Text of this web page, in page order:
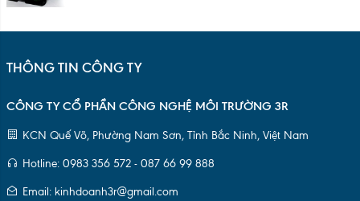
THÔNG TIN CÔNG TY
CÔNG TY CỔ PHẦN CÔNG NGHỆ MÔI TRƯỜNG 3R
KCN Quế Võ, Phường Nam Sơn, Tỉnh Bắc Ninh, Việt Nam
Hotline: 0983 356 572 - 087 66 99 888
Email: kinhdoanh3r@gmail.com